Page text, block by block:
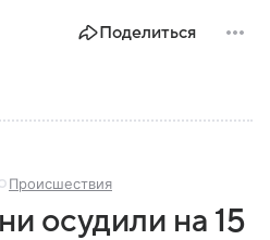
Поделиться
Происшествия
осудили на 15